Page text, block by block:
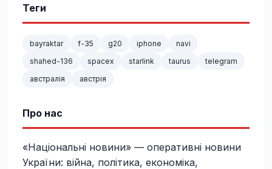
Теги
bayraktar f-35 g20 iphone
navi
shahed-136
spacex starlink taurus
telegram
австралія
австрія
Про нас
«Національні новини» — оперативні новини
України: війна, політика, економіка,